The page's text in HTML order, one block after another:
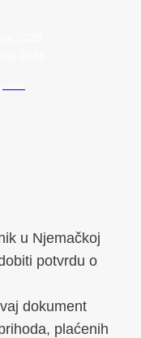
u Njemačkoj
potvrdu o
dokument
plaćenih